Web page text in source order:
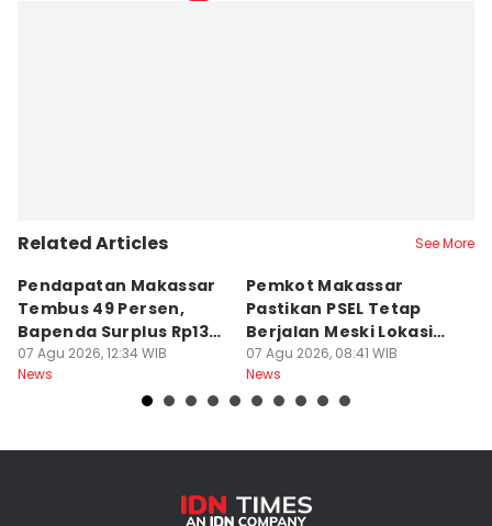
Related Articles See More
Pendapatan Makassar
Tembus 49 Persen,
Bapenda Surplus Rp130
Miliar
07 Agu 2026, 12:34 WIB
News
Pemkot Makassar
Pastikan PSEL Tetap
Berjalan Meski Lokasi
Belum Final
07 Agu 2026, 08:41 WIB
News